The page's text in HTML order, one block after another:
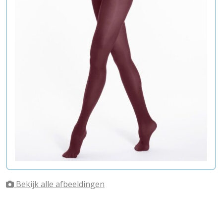
Bekijk alle afbeeldingen